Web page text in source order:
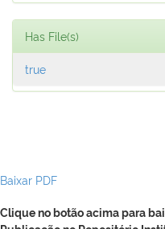
Has File(s)
true
Baixar PDF
Clique no botão acima para